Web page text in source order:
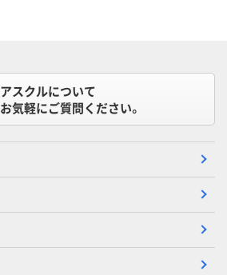
アスクルについて
お気軽にご質問ください。